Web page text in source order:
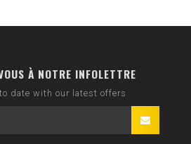
À NOTRE INFOLETTRE
date with our latest offers